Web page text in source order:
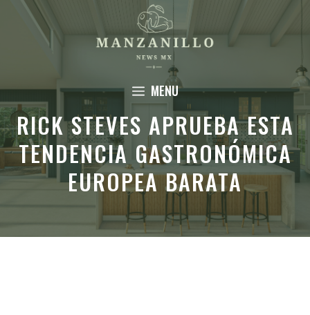
Saltar
contenido
MENU
RICK STEVES APRUEBA ESTA
TENDENCIA GASTRONÓMICA
EUROPEA BARATA